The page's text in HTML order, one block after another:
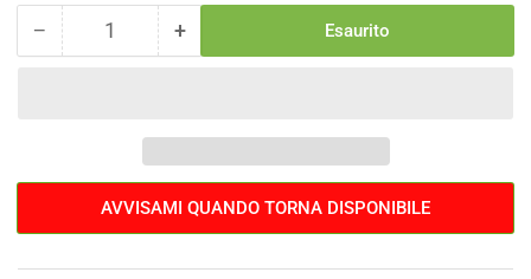
− Diminuisci
Riscaldante
Hibros
Presport
Media
500ml
Quantità +Aumenta
Crema
Riscaldante
Hibros
Presport
Media
500ml
Esaurito
AVVISAMI QUANDO TORNA DISPONIBILE